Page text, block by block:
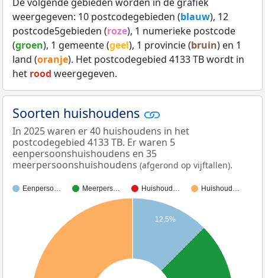
weergegeven: 10 postcodegebieden (blauw), 12
postcode5gebieden (roze), 1 numerieke postcode
(groen), 1 gemeente (geel), 1 provincie (bruin) en 1
land (oranje). Het postcodegebied 4133 TB wordt in
het rood weergegeven.
Soorten huishoudens
In 2025 waren er 40 huishoudens in het
postcodegebied 4133 TB. Er waren 5
eenpersoonshuishoudens en 35
meerpersoonshuishoudens (afgerond op vijftallen).
Eenperso… Meerpers… Huishoud… Huishoud…
12,5%